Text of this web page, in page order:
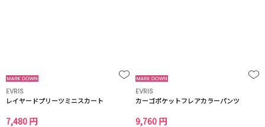
EVRIS
レイヤードプリーツミニスカート
7,480 円
EVRIS
カーゴポケットフレアカラーパンツ
9,760 円